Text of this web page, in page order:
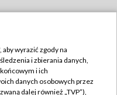
TVP
wyrazić zgody na
i zbierania danych,
i ich
danych osobowych przez
dalej również „TVP”),